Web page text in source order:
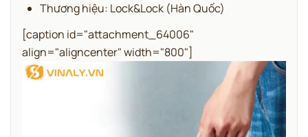
Thương hiệu: Lock&Lock (Hàn Quốc)
[caption id="attachment_64006"
align="aligncenter" width="800"]